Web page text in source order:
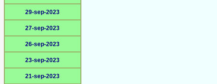
29-sep-2023
27-sep-2023
26-sep-2023
23-sep-2023
21-sep-2023